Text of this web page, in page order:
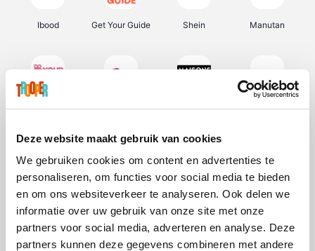
Deze website maakt gebruik van cookies
We gebruiken cookies om content en advertenties te
personaliseren, om functies voor social media te bieden
en om ons websiteverkeer te analyseren. Ook delen we
informatie over uw gebruik van onze site met onze
partners voor social media, adverteren en analyse. Deze
partners kunnen deze gegevens combineren met andere
Ibood Get Your Guide Shein Manutan